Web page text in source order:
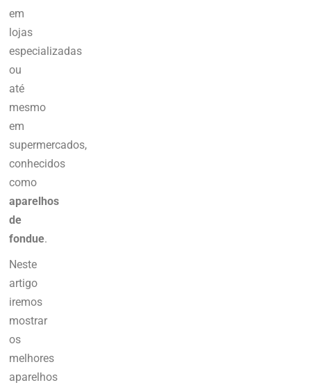
em
lojas
especializadas
ou
até
mesmo
em
supermercados,
conhecidos
como
aparelhos
de
fondue.
Neste
artigo
iremos
mostrar
os
melhores
aparelhos